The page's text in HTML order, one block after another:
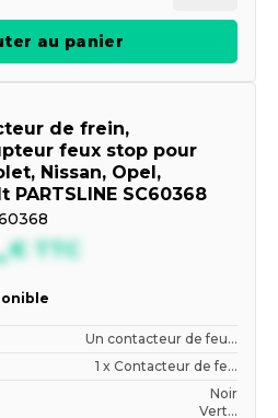
au panier
de frein,
feux stop pour
Nissan, Opel,
PARTSLINE SC60368
€ TTC
Un contacteur de feu...
1 x Contacteur de fe...
Noir
Vert...